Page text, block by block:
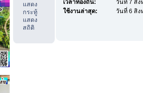
แสดง
กระทู้
แสดง
สถิติ
เวลาท้องถิ่น:
วันที่ 7 สิง
ใช้งานล่าสุด:
วันที่ 6 สิง